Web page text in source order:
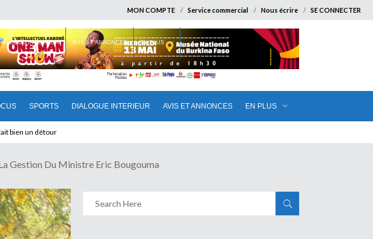
MON COMPTE Service commercial Nous écrire SE CONNECTER
SPORTS DIALOGUE INTERIEUR AVIS ET ANNONCES EN PLUS
INTERIEUR AVIS ET ANNONCES EN PLUS
bien un détour
Gestion Du Ministre Eric Bougouma